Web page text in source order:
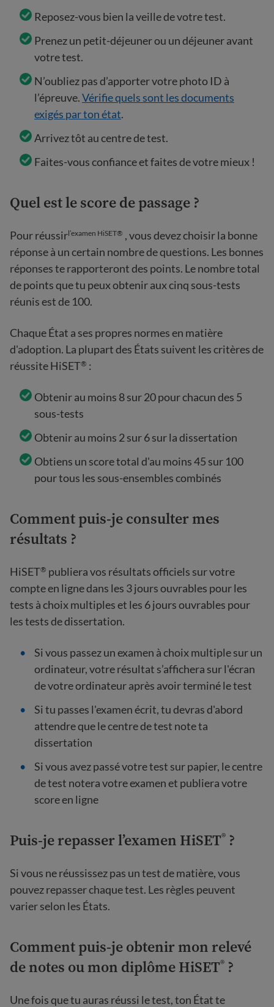
Reposez-vous bien la veille de votre test.
Prenez un petit-déjeuner ou un déjeuner avant
votre test.
N’oubliez pas d’apporter votre photo ID à
l’épreuve.Vérifie quels sont les documents
exigés par ton état.
Arrivez tôt au centre de test.
Faites-vous confiance et faites de votre mieux !
Quel est le score de passage ?
Pour réussirl’examen HiSET® , vous devez choisir la bonne
réponse à un certain nombre de questions. Les bonnes
réponses te rapporteront des points. Le nombre total
de points que tu peux obtenir aux cinq sous-tests
réunis est de 100.
Chaque État a ses propres normes en matière
d'adoption. La plupart des États suivent les critères de
réussite HiSET® :
Obtenir au moins 8 sur 20 pour chacun des 5
sous-tests
Obtenir au moins 2 sur 6 sur la dissertation
Obtiens un score total d'au moins 45 sur 100
pour tous les sous-ensembles combinés
Comment puis-je consulter mes
résultats ?
HiSET® publiera vos résultats officiels sur votre
compte en ligne dans les 3 jours ouvrables pour les
tests à choix multiples et les 6 jours ouvrables pour
les tests de dissertation.
Si vous passez un examen à choix multiple sur un
ordinateur, votre résultat s’affichera sur l'écran
de votre ordinateur après avoir terminé le test
Si tu passes l'examen écrit, tu devras d'abord
attendre que le centre de test note ta
dissertation
Si vous avez passé votre test sur papier, le centre
de test notera votre examen et publiera votre
score en ligne
Puis-je repasser l’examen HiSET® ?
Si vous ne réussissez pas un test de matière, vous
pouvez repasser chaque test. Les règles peuvent
varier selon les États.
Comment puis-je obtenir mon relevé
de notes ou mon diplôme HiSET® ?
Une fois que tu auras réussi le test, ton État te